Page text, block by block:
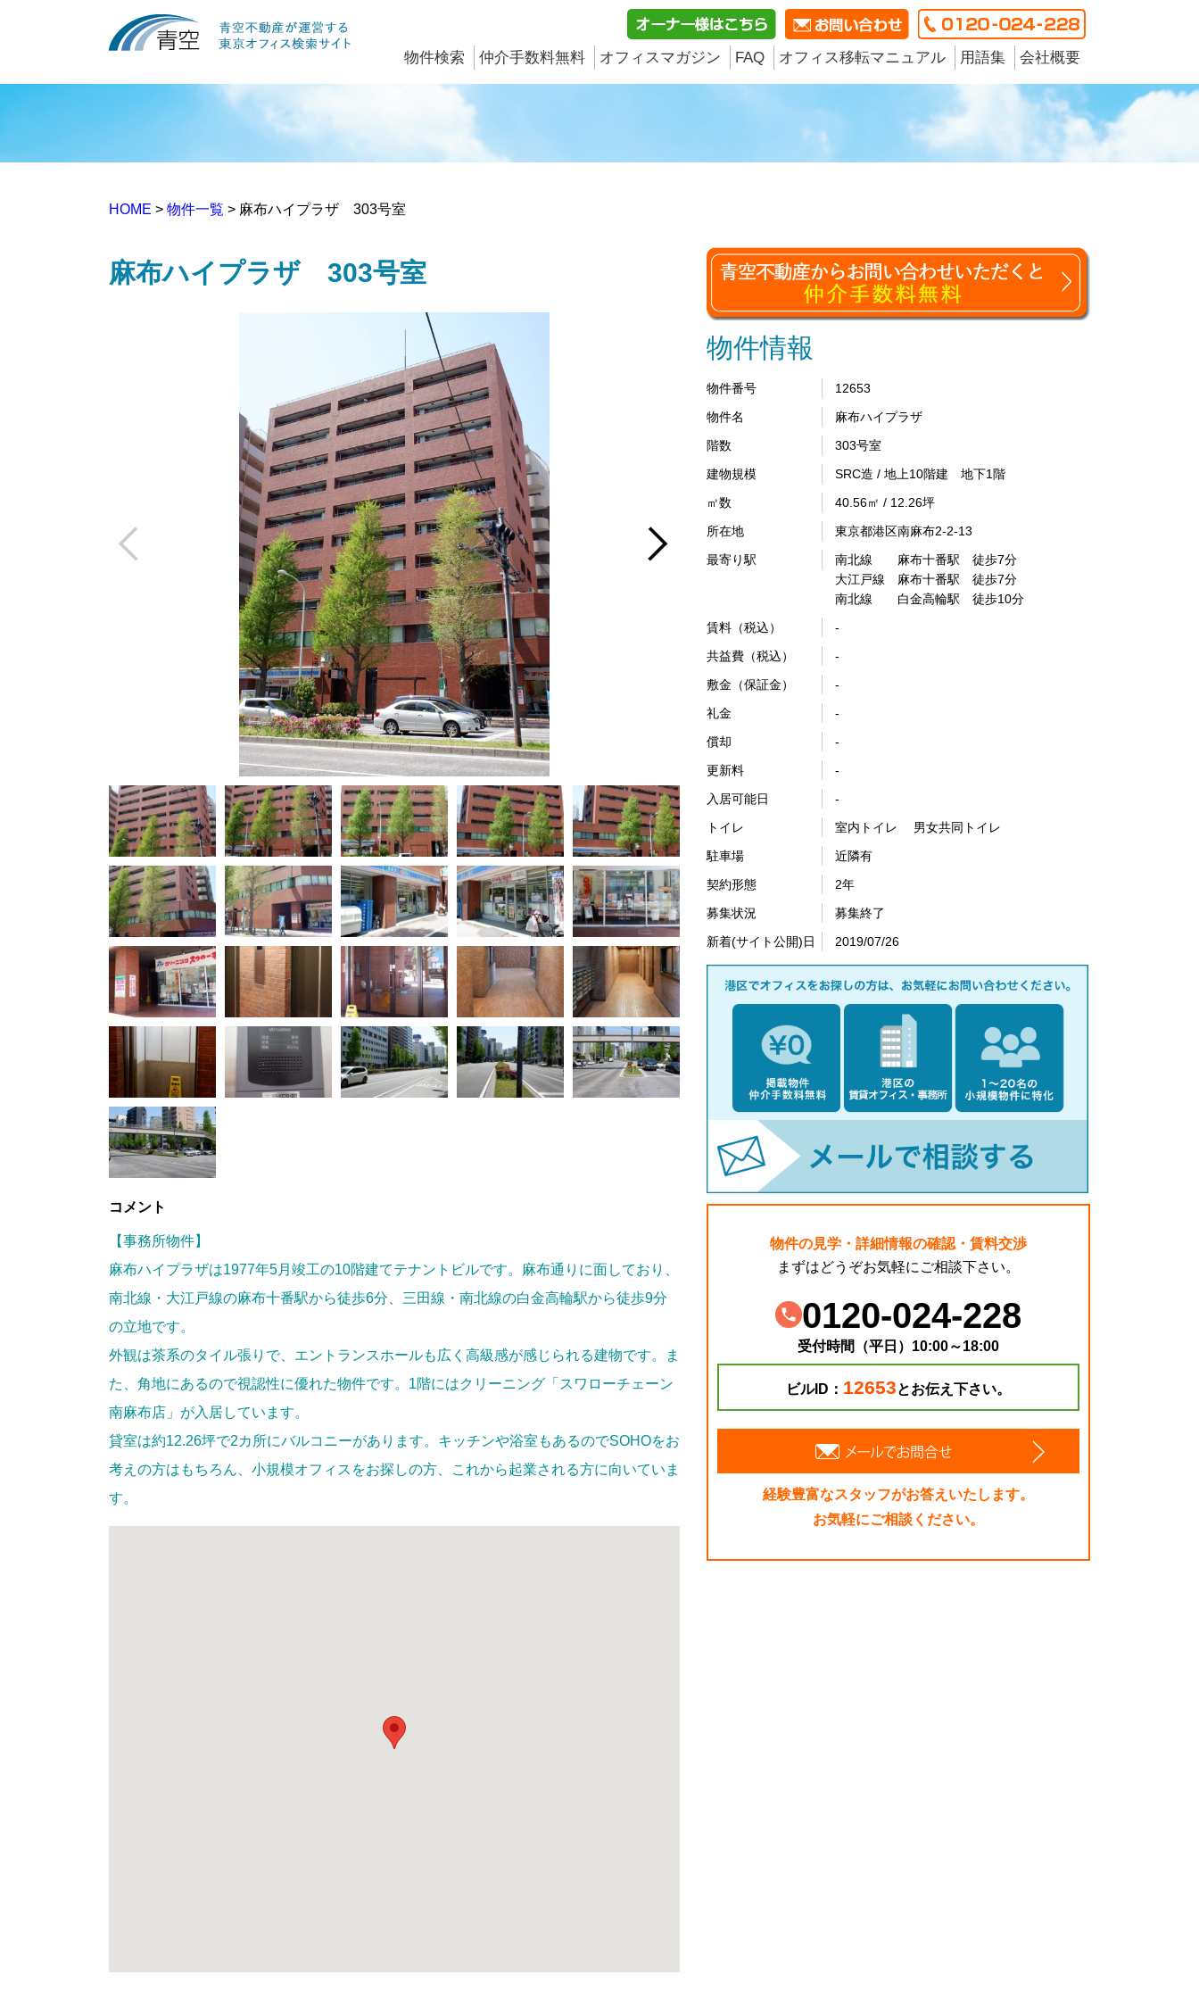
物件検索 仲介手数料無料 オフィスマガジン FAQ オフィス移転マニュアル 用語集 会社概要
HOME > 物件一覧 > 麻布ハイプラザ 303号室
麻布ハイプラザ 303号室
コメント
【事務所物件】
麻布ハイプラザは1977年5月竣工の10階建てテナントビルです。麻布通りに面しており、
南北線・大江戸線の麻布十番駅から徒歩6分、三田線・南北線の白金高輪駅から徒歩9分
の立地です。
外観は茶系のタイル張りで、エントランスホールも広く高級感が感じられる建物です。ま
た、角地にあるので視認性に優れた物件です。1階にはクリーニング「スワローチェーン
南麻布店」が入居しています。
貸室は約12.26坪で2カ所にバルコニーがあります。キッチンや浴室もあるのでSOHOをお
考えの方はもちろん、小規模オフィスをお探しの方、これから起業される方に向いていま
す。
物件情報
物件番号
12653
物件名
麻布ハイプラザ
階数
303号室
建物規模
SRC造 / 地上10階建 地下1階
㎡数
40.56㎡ / 12.26坪
所在地
東京都港区南麻布2-2-13
最寄り駅
南北線 麻布十番駅 徒歩7分
大江戸線 麻布十番駅 徒歩7分
南北線 白金高輪駅 徒歩10分
賃料（税込）
-
共益費（税込）
-
敷金（保証金）
-
礼金
-
償却
-
更新料
-
入居可能日
-
トイレ
室内トイレ 男女共同トイレ
駐車場
近隣有
契約形態
2年
募集状況
募集終了
新着(サイト公開)日
2019/07/26
物件の見学・詳細情報の確認・賃料交渉
まずはどうぞお気軽にご相談下さい。
0120-024-228
受付時間（平日）10:00～18:00
ビルID： 12653とお伝え下さい。
経験豊富なスタッフがお答えいたします。
お気軽にご相談ください。